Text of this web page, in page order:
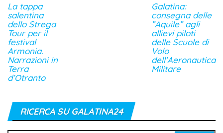
La tappa
salentina
dello Strega
Tour per il
festival
Armonia.
Narrazioni in
Terra
d’Otranto
Galatina:
consegna delle
”Aquile” agli
allievi piloti
delle Scuole di
Volo
dell’Aeronautica
Militare
RICERCA SU GALATINA24